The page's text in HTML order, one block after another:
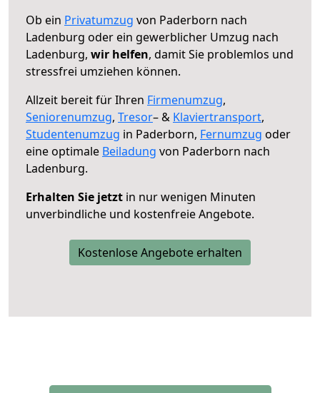
Ob ein Privatumzug von Paderborn nach
Ladenburg oder ein gewerblicher Umzug nach
Ladenburg, wir helfen, damit Sie problemlos und
stressfrei umziehen können.
Allzeit bereit für Ihren Firmenumzug,
Seniorenumzug, Tresor– & Klaviertransport,
Studentenumzug in Paderborn, Fernumzug oder
eine optimale Beiladung von Paderborn nach
Ladenburg.
Erhalten Sie jetzt in nur wenigen Minuten
unverbindliche und kostenfreie Angebote.
Kostenlose Angebote erhalten